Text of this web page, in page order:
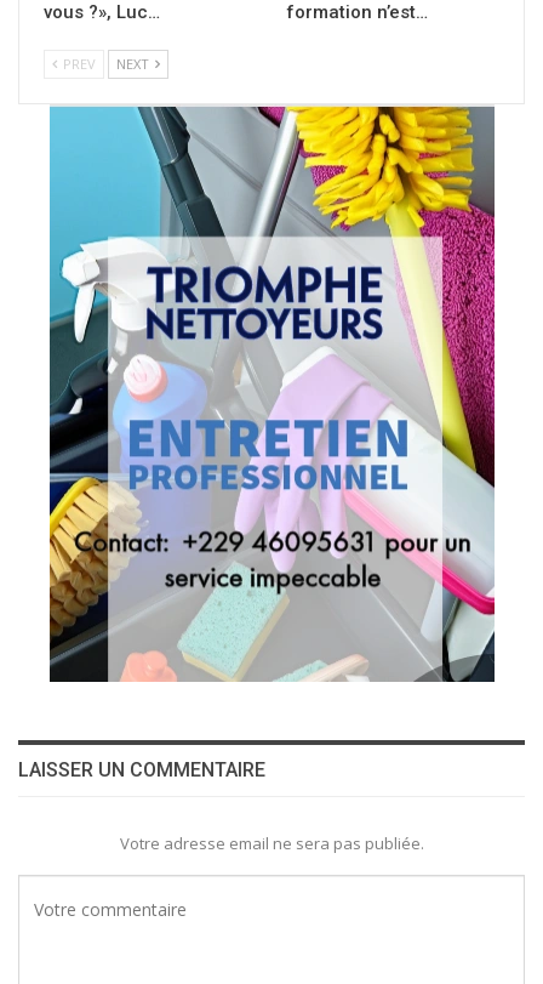
vous ?», Luc…
formation n’est…
PREV NEXT
LAISSER UN COMMENTAIRE
Votre adresse email ne sera pas publiée.